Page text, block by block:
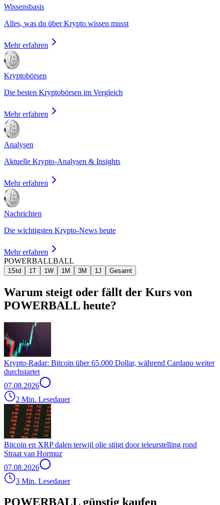
Wissensbasis
Alles, was du über Krypto wissen musst
Mehr erfahren
Kryptobörsen
Die besten Kryptobörsen im Vergleich
Mehr erfahren
Analysen
Aktuelle Krypto-Analysen & Insights
Mehr erfahren
Nachrichten
Die wichtigsten Krypto-News heute
Mehr erfahren
POWERBALLBALL
1Std 1T 1W 1M 3M 1J Gesamt
Warum steigt oder fällt der Kurs von
POWERBALL heute?
Krypto-Radar: Bitcoin über 65.000 Dollar, während Cardano weiter
durchstartet
07.08.2026
2 Min. Lesedauer
Bitcoin en XRP dalen terwijl olie stijgt door teleurstelling rond
Straat van Hormuz
07.08.2026
3 Min. Lesedauer
POWERBALL günstig kaufen